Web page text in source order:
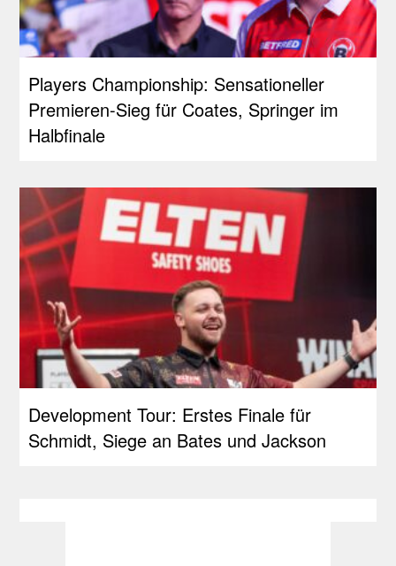
Players Championship: Sensationeller
Premieren-Sieg für Coates, Springer im
Halbfinale
Development Tour: Erstes Finale für
Schmidt, Siege an Bates und Jackson